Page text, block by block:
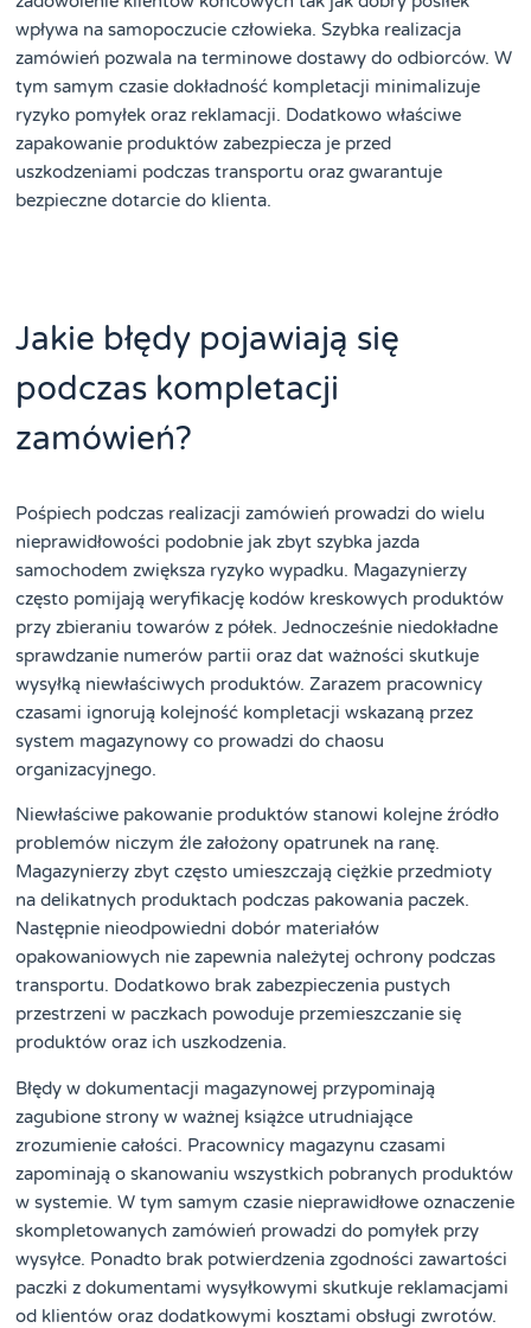
wpływa na samopoczucie człowieka. Szybka realizacja
zamówień pozwala na terminowe dostawy do odbiorców. W
tym samym czasie dokładność kompletacji minimalizuje
ryzyko pomyłek oraz reklamacji. Dodatkowo właściwe
zapakowanie produktów zabezpiecza je przed
uszkodzeniami podczas transportu oraz gwarantuje
bezpieczne dotarcie do klienta.
Jakie błędy pojawiają się
podczas kompletacji
zamówień?
Pośpiech podczas realizacji zamówień prowadzi do wielu
nieprawidłowości podobnie jak zbyt szybka jazda
samochodem zwiększa ryzyko wypadku. Magazynierzy
często pomijają weryfikację kodów kreskowych produktów
przy zbieraniu towarów z półek. Jednocześnie niedokładne
sprawdzanie numerów partii oraz dat ważności skutkuje
wysyłką niewłaściwych produktów. Zarazem pracownicy
czasami ignorują kolejność kompletacji wskazaną przez
system magazynowy co prowadzi do chaosu
organizacyjnego.
Niewłaściwe pakowanie produktów stanowi kolejne źródło
problemów niczym źle założony opatrunek na ranę.
Magazynierzy zbyt często umieszczają ciężkie przedmioty
na delikatnych produktach podczas pakowania paczek.
Następnie nieodpowiedni dobór materiałów
opakowaniowych nie zapewnia należytej ochrony podczas
transportu. Dodatkowo brak zabezpieczenia pustych
przestrzeni w paczkach powoduje przemieszczanie się
produktów oraz ich uszkodzenia.
Błędy w dokumentacji magazynowej przypominają
zagubione strony w ważnej książce utrudniające
zrozumienie całości. Pracownicy magazynu czasami
zapominają o skanowaniu wszystkich pobranych produktów
w systemie. W tym samym czasie nieprawidłowe oznaczenie
skompletowanych zamówień prowadzi do pomyłek przy
wysyłce. Ponadto brak potwierdzenia zgodności zawartości
paczki z dokumentami wysyłkowymi skutkuje reklamacjami
od klientów oraz dodatkowymi kosztami obsługi zwrotów.